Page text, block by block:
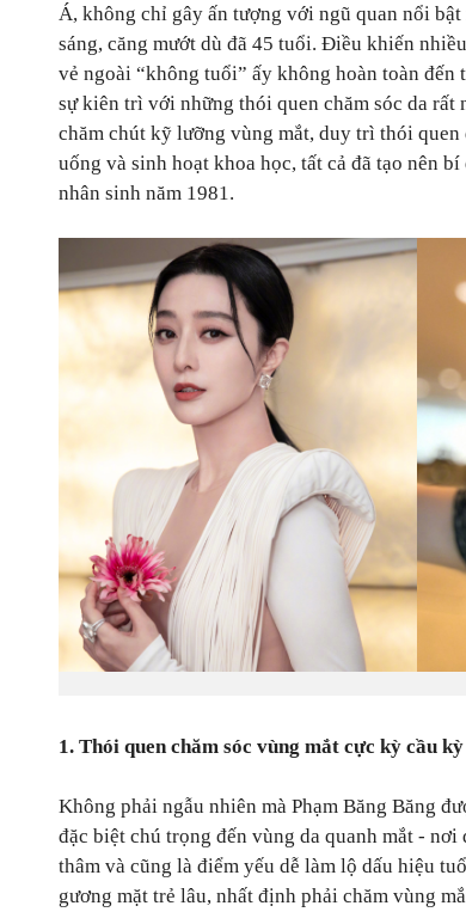
Á, không chỉ gây ấn tượng với ngũ quan nổi bật
sáng, căng mướt dù đã 45 tuổi. Điều khiến
vẻ ngoài “không tuổi” ấy không hoàn toàn đến
sự kiên trì với những thói quen chăm sóc da rất
chăm chút kỹ lưỡng vùng mắt, duy trì thói quen
uống và sinh hoạt khoa học, tất cả đã tạo nên
nhân sinh năm 1981.
1. Thói quen chăm sóc vùng mắt cực kỳ cầu kỳ
Không phải ngẫu nhiên mà Phạm Băng Băng
đặc biệt chú trọng đến vùng da quanh mắt - nơi
thâm và cũng là điểm yếu dễ làm lộ dấu hiệu
gương mặt trẻ lâu, nhất định phải chăm vùng